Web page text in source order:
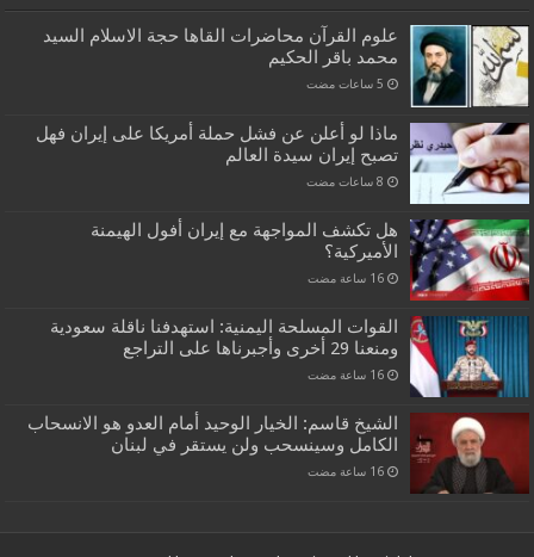
علوم القرآن محاضرات القاها حجة الاسلام السيد
محمد باقر الحكيم
ماذا لو أعلن عن فشل حملة أمريكا على إيران فهل
تصبح إيران سيدة العالم
هل تكشف المواجهة مع إيران أفول الهيمنة
الأميركية؟
‏16 ساعة مضت
القوات المسلحة اليمنية: استهدفنا ناقلة سعودية
ومنعنا 29 أخرى وأجبرناها على التراجع
‏16 ساعة مضت
الشيخ قاسم: الخيار الوحيد أمام العدو هو الانسحاب
الكامل وسينسحب ولن يستقر في لبنان
‏16 ساعة مضت